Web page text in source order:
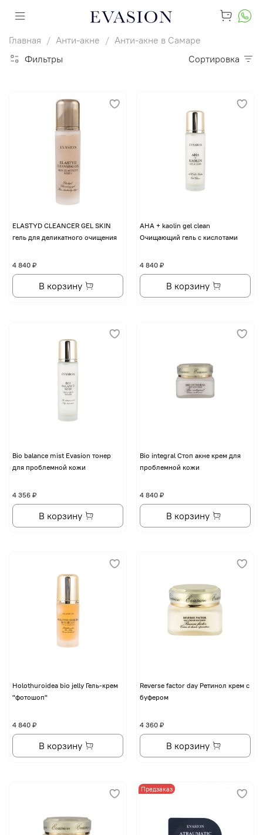
Главная Анти-акне
Анти-акне в Самаре
Фильтры
Сортировка
ELASTYD CLEANCER GEL SKIN
гель для деликатного очищения
4 840 ₽
В корзину
AHA + kaolin gel clean
Очищающий гель с кислотами
4 840 ₽
В корзину
Bio balance mist Evasion тонер
для проблемной кожи
4 356 ₽
В корзину
Bio integral Стоп акне крем для
проблемной кожи
4 840 ₽
В корзину
Holothuroidea bio jelly Гель-крем
"фотошоп"
4 840 ₽
В корзину
Reverse factor day Ретинол крем с
буфером
4 360 ₽
В корзину
Предзаказ